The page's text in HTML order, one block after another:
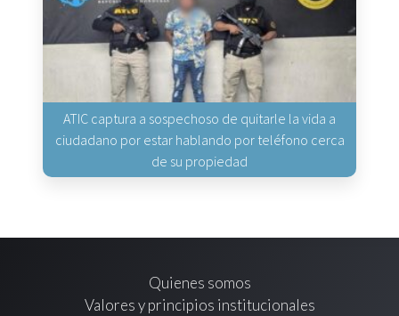
ATIC captura a sospechoso de quitarle la vida a
ciudadano por estar hablando por teléfono cerca
de su propiedad
Quienes somos
Valores y principios institucionales